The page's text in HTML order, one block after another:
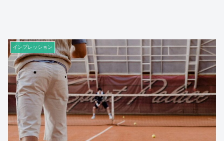
インプレッション